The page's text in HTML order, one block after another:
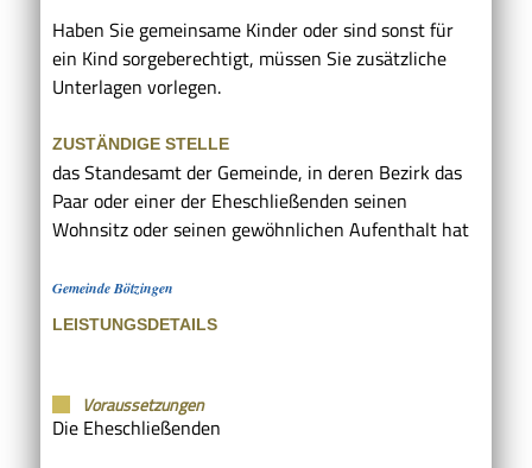
Haben Sie gemeinsame Kinder oder sind sonst für
ein Kind sorgeberechtigt, müssen Sie zusätzliche
Unterlagen vorlegen.
ZUSTÄNDIGE STELLE
das Standesamt der Gemeinde, in deren Bezirk das
Paar oder einer der Eheschließenden seinen
Wohnsitz oder seinen gewöhnlichen Aufenthalt hat
Gemeinde Bötzingen
LEISTUNGSDETAILS
Voraussetzungen
Die Eheschließenden